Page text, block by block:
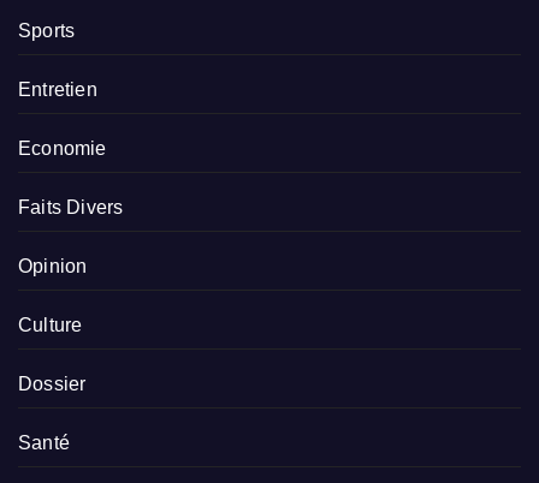
Sports
Entretien
Economie
Faits Divers
Opinion
Culture
Dossier
Santé